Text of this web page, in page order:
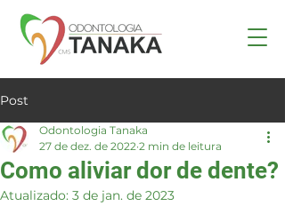
Post
Como aliviar dor de dente?
Odontologia Tanaka
27 de dez. de 2022 2 min de leitura
Atualizado: 3 de jan. de 2023